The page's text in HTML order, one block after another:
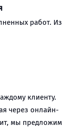
работ. Из
клиенту.
через онлайн-
мы предложим